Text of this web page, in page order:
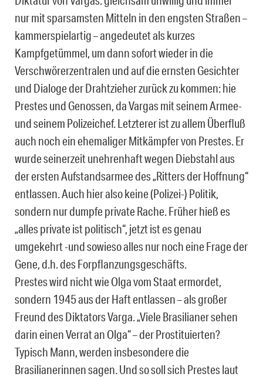
nur mit sparsamsten Mitteln in den engsten Straßen –
kammerspielartig – angedeutet als kurzes
Kampfgetümmel, um dann sofort wieder in die
Verschwörerzentralen und auf die ernsten Gesichter
und Dialoge der Drahtzieher zurück zu kommen: hie
Prestes und Genossen, da Vargas mit seinem Armee-
und seinem Polizeichef. Letzterer ist zu allem Überfluß
auch noch ein ehemaliger Mitkämpfer von Prestes. Er
wurde seinerzeit unehrenhaft wegen Diebstahl aus
der ersten Aufstandsarmee des „Ritters der Hoffnung“
entlassen. Auch hier also keine (Polizei-) Politik,
sondern nur dumpfe private Rache. Früher hieß es
„alles private ist politisch“, jetzt ist es genau
umgekehrt -und sowieso alles nur noch eine Frage der
Gene, d.h. des Forpflanzungsgeschäfts.
Prestes wird nicht wie Olga vom Staat ermordet,
sondern 1945 aus der Haft entlassen – als großer
Freund des Diktators Varga. „Viele Brasilianer sehen
darin einen Verrat an Olga“ – der Prostituierten?
Typisch Mann, werden insbesondere die
Brasilianerinnen sagen. Und so soll sich Prestes laut